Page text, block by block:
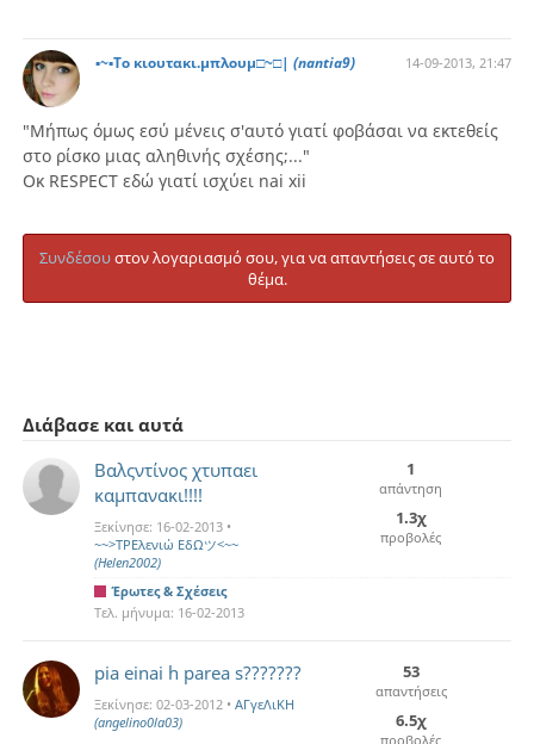
▪~▪Το κιουτακι.μπλουμ□~□| (nantia9) 14-09-2013, 21:47
"Μήπως όμως εσύ μένεις σ'αυτό γιατί φοβάσαι να εκτεθείς
στο ρίσκο μιας αληθινής σχέσης;..."
Οκ RESPECT εδώ γιατί ισχύει nai xii
Συνδέσουστον λογαριασμό σου, για να απαντήσεις σε αυτό το
θέμα.
Διάβασε και αυτά
Βαλςντίνος χτυπαει
καμπανακι!!!!
Ξεκίνησε: 16-02-2013 •
~~>ΤΡΕλενιώ ΕδΩツ<~~
(Helen2002)
1
απάντηση
1.3χ
προβολές
Έρωτες & Σχέσεις
Τελ. μήνυμα: 16-02-2013
pia einai h parea s???????
Ξεκίνησε: 02-03-2012 • ΑΓγεΛιΚΗ
(angelino0la03)
53
απαντήσεις
6.5χ
προβολές